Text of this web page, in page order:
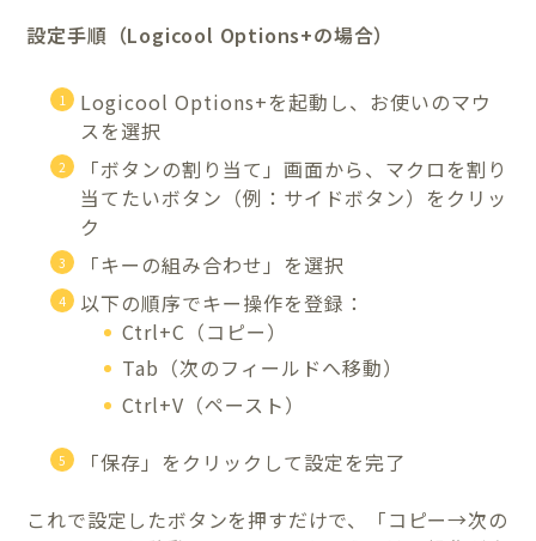
設定手順（Logicool Options+の場合）
Logicool Options+を起動し、お使いのマウ
スを選択
「ボタンの割り当て」画面から、マクロを割り
当てたいボタン（例：サイドボタン）をクリッ
ク
「キーの組み合わせ」を選択
以下の順序でキー操作を登録：
Ctrl+C（コピー）
Tab（次のフィールドへ移動）
Ctrl+V（ペースト）
「保存」をクリックして設定を完了
これで設定したボタンを押すだけで、「コピー→次の